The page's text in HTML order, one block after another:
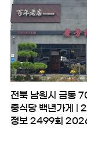
전북 남원시 금동
중식당 백년가게 |
정보 2499회